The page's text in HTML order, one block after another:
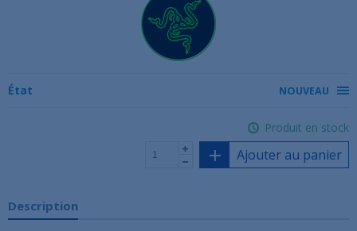
État NOUVEAU
Produit en stock
Ajouter au panier
Description